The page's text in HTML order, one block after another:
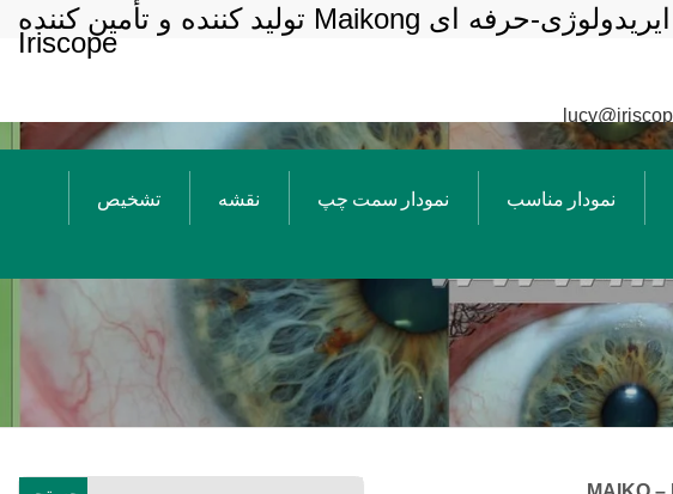
دوربین ایریدولوژی-حرفه ای Maikong تولید کننده و تأمین کننده
Iriscope
نمودار مناسب نمودار سمت چپ نقشه تشخیص